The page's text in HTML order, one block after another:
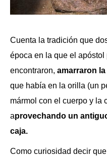
Cuenta la tradición que
época en la que el
encontraron, amarraron
que había en la orilla (un
mármol con el cuerpo y la
aprovechando un
caja.
Como curiosidad decir